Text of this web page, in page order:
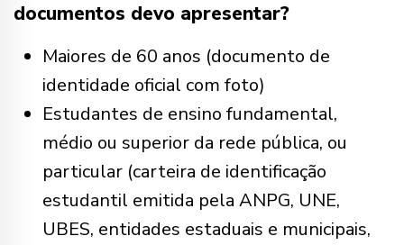
documentos devo apresentar?
Maiores de 60 anos (documento de
identidade oficial com foto)
Estudantes de ensino fundamental,
médio ou superior da rede pública, ou
particular (carteira de identificação
estudantil emitida pela ANPG, UNE,
UBES, entidades estaduais e municipais,